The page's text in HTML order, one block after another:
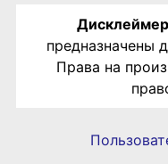
предназначены
Права на